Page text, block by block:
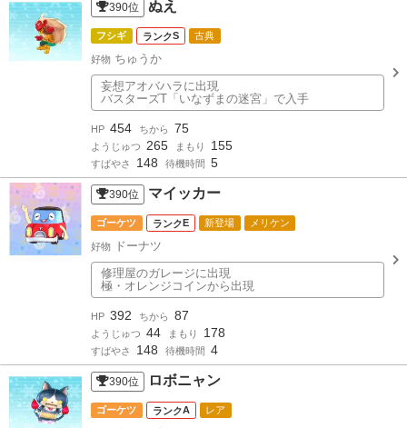
390位 ぬえ
フシギ S 古典
好物 ちゅうか
妄想アオバハラに出現
バスターズT「いなずまの迷宮」で入手
HP 454 ちから 75
ようじゅつ 265 まもり 155
すばやさ 148 待機時間 5
390位 マイッカー
ゴーケツ E 新登場 メリケン
好物
ドーナツ
修理屋のガレージに出現
極・オレンジコインから出現
HP 392 ちから 87
ようじゅつ 44 まもり 178
すばやさ 148 待機時間 4
390位 ロボニャン
ゴーケツ A レア